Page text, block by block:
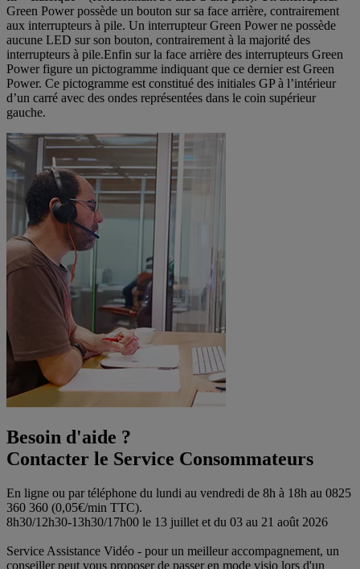
Green Power possède un bouton sur sa face arrière, contrairement
aux interrupteurs à pile. Un interrupteur Green Power ne possède
aucune LED sur son bouton, contrairement à la majorité des
interrupteurs à pile.Enfin sur la face arrière des interrupteurs Green
Power figure un pictogramme indiquant que ce dernier est Green
Power. Ce pictogramme est constitué des initiales GP à l’intérieur
d’un carré avec des ondes représentées dans le coin supérieur
gauche.
Besoin d'aide ?
Contacter le Service Consommateurs
En ligne ou par téléphone du lundi au vendredi de 8h à 18h au 0825
360 360 (0,05€/min TTC).
8h30/12h30-13h30/17h00 le 13 juillet et du 03 au 21 août 2026
Service Assistance Vidéo - pour un meilleur accompagnement, un
conseiller peut vous proposer de passer en mode visio lors d'un